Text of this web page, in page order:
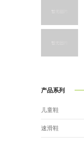
产品系列
儿童鞋
速滑鞋